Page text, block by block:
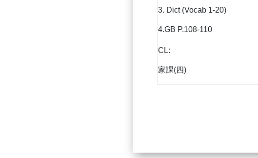
3. Dict (Vocab 1-20)
4.GB P.108-110
CL:
家課(四)